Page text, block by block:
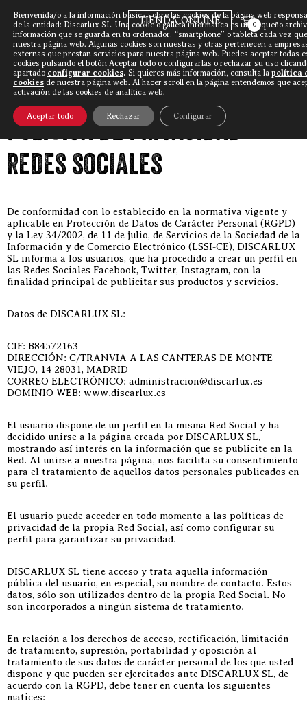
TIENDA ONLINE 0
Discarlux»Política de privacidad redes
sociales
Política de privacidad
redes sociales
De conformidad con lo establecido en la normativa vigente y
aplicable en Protección de Datos de Carácter Personal (RGPD)
y la Ley 34/2002, de 11 de julio, de Servicios de la Sociedad de la
Información y de Comercio Electrónico (LSSI-CE), DISCARLUX
SL informa a los usuarios, que ha procedido a crear un perfil en
las Redes Sociales Facebook, Twitter, Instagram, con la
finalidad principal de publicitar sus productos y servicios.
Datos de DISCARLUX SL:
CIF: B84572163
DIRECCIÓN: C/TRANVIA A LAS CANTERAS DE MONTE
VIEJO, 14 28031, MADRID
CORREO ELECTRÓNICO: administracion@discarlux.es
DOMINIO WEB: www.discarlux.es
El usuario dispone de un perfil en la misma Red Social y ha
decidido unirse a la página creada por DISCARLUX SL,
mostrando así interés en la información que se publicite en la
Red. Al unirse a nuestra página, nos facilita su consentimiento
para el tratamiento de aquellos datos personales publicados en
su perfil.
El usuario puede acceder en todo momento a las políticas de
privacidad de la propia Red Social, así como configurar su
perfil para garantizar su privacidad.
DISCARLUX SL tiene acceso y trata aquella información
pública del usuario, en especial, su nombre de contacto. Estos
datos, sólo son utilizados dentro de la propia Red Social. No
son incorporados a ningún sistema de tratamiento.
En relación a los derechos de acceso, rectificación, limitación
de tratamiento, supresión, portabilidad y oposición al
tratamiento de sus datos de carácter personal de los que usted
dispone y que pueden ser ejercitados ante DISCARLUX SL, de
acuerdo con la RGPD, debe tener en cuenta los siguientes
matices:
Bienvenida/o a la información básica sobre las cookies de la página web
de la entidad: Discarlux SL. Una cookie o galleta informática es un pequeño
información que se guarda en tu ordenador, “smartphone” o tableta cada vez
nuestra página web. Algunas cookies son nuestras y otras pertenecen a
externas que prestan servicios para nuestra página web. Puedes aceptar todas
cookies pulsando el botón Aceptar todo o configurarlas o rechazar su uso
apartado configurar cookies. Si quieres más información, consulta la política
cookies de nuestra página web. Al hacer scroll en la página entendemos que
activación de las cookies de analítica web.
Aceptar todo Rechazar Configurar